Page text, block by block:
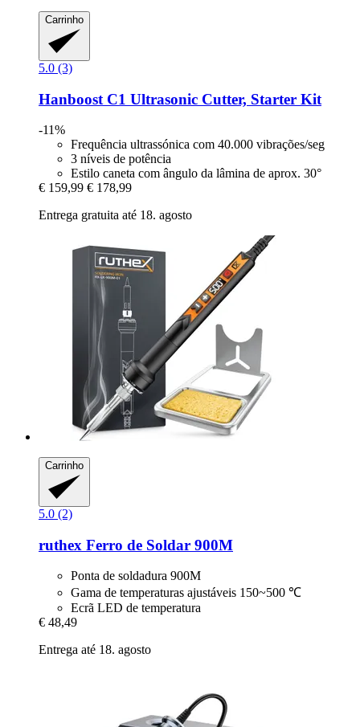
Carrinho
5.0 (3)
Hanboost C1 Ultrasonic Cutter, Starter Kit
-11%
Frequência ultrassónica com 40.000 vibrações/seg
3 níveis de potência
Estilo caneta com ângulo da lâmina de aprox. 30°
€ 159,99 € 178,99
Entrega gratuita até 18. agosto
Carrinho
5.0 (2)
ruthex Ferro de Soldar 900M
Ponta de soldadura 900M
Gama de temperaturas ajustáveis 150~500 ℃
Ecrã LED de temperatura
€ 48,49
Entrega até 18. agosto